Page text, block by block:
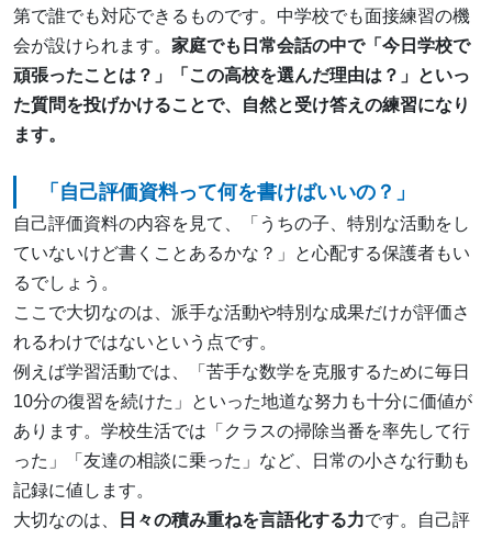
第で誰でも対応できるものです。中学校でも面接練習の機
会が設けられます。 家庭でも日常会話の中で「今日学校で
頑張ったことは？」「この高校を選んだ理由は？」といっ
た質問を投げかけることで、自然と受け答えの練習になり
ます。
「自己評価資料って何を書けばいいの？」
自己評価資料の内容を見て、「うちの子、特別な活動をし
ていないけど書くことあるかな？」と心配する保護者もい
るでしょう。
ここで大切なのは、派手な活動や特別な成果だけが評価さ
れるわけではないという点です。
例えば学習活動では、「苦手な数学を克服するために毎日
10分の復習を続けた」といった地道な努力も十分に価値が
あります。学校生活では「クラスの掃除当番を率先して行
った」「友達の相談に乗った」など、日常の小さな行動も
記録に値します。
大切なのは、
日々の積み重ねを言語化する力です。自己評